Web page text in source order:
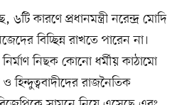
কারণে প্রধানমন্ত্রী নরেন্দ্র মোদি
বিচ্ছিন্ন রাখতে পারেন না।
নিছক কোনো ধর্মীয় কাঠামো
হিন্দুত্ববাদীদের রাজনৈতিক